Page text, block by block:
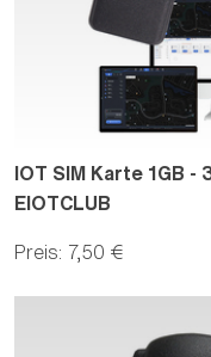
IOT SIM Karte 1GB -
EIOTCLUB
Preis: 7,50 €